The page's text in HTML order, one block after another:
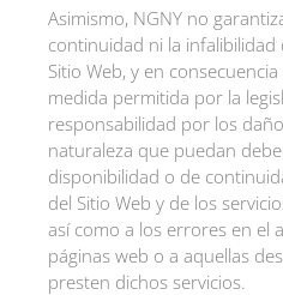
Asimismo, NGNY no
continuidad ni la
Sitio Web, y en
medida permitida por la
responsabilidad por los
naturaleza que puedan
disponibilidad o de
del Sitio Web y de los
así como a los errores en el
páginas web o a aquellas
presten dichos servicios.